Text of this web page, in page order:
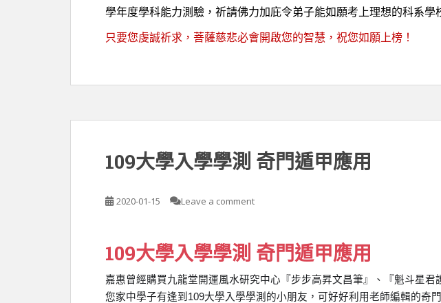
學年度學科能力測驗，祈請佛力加庇令弟子能如願考上理想的科系學
只要您虔誠祈求，菩薩慈悲必會開啟您的智慧，祝您如願上榜！
109大學入學學測 奇門遁甲應用
2020-01-15 Leave a comment
109大學入學學測 奇門遁甲應用
嘉惠曾經購買九龍堂開運風水研究中心『步步高昇文昌筆』、『魁斗星君
您家中學子有逢到 109大學入學學測的小朋友，可好好利用老師編輯的奇